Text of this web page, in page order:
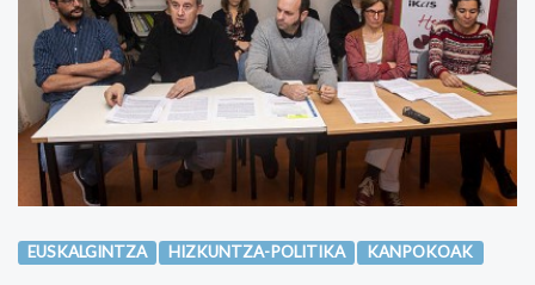
EUSKALGINTZA HIZKUNTZA-POLITIKA KANPOKOAK